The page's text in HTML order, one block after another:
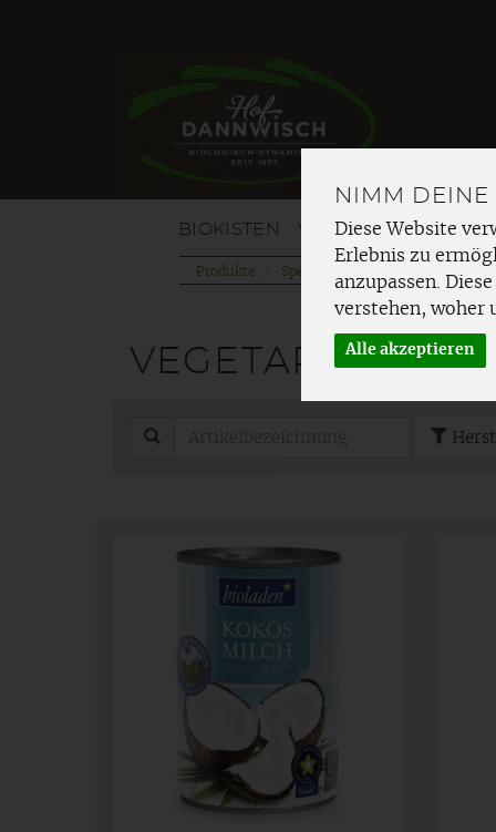
NIMM DEINE
Diese Website
Erlebnis zu
anzupassen.
verstehen, woher
Alle akzeptieren
BIOKISTEN VOM HOF OBST
Produkte Speisekammer
VEGETARISCH